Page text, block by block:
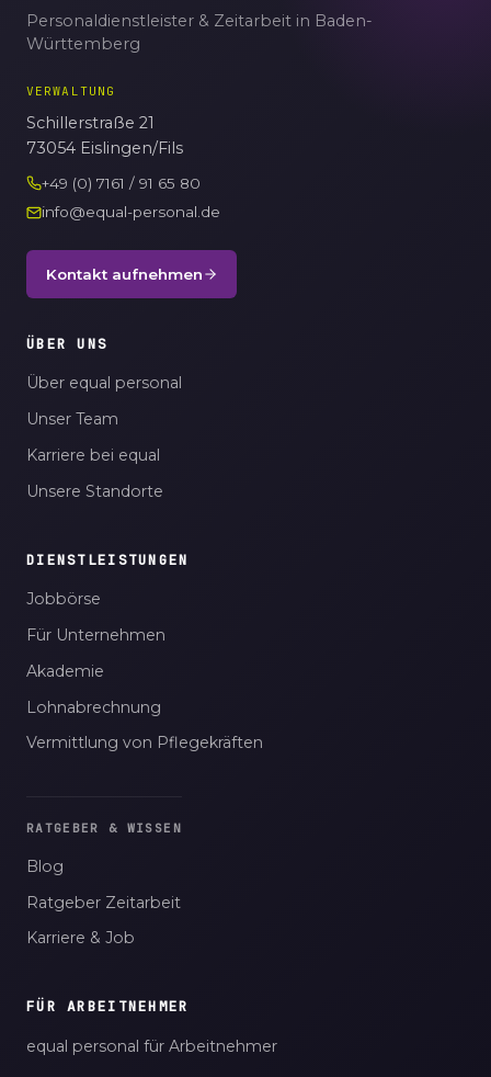
Personaldienstleister & Zeitarbeit in Baden-
Württemberg
VERWALTUNG
Schillerstraße 21
73054 Eislingen/Fils
+49 (0) 7161 / 91 65 80
info@equal-personal.de
Kontakt aufnehmen
ÜBER UNS
Über equal personal
Unser Team
Karriere bei equal
Unsere Standorte
DIENSTLEISTUNGEN
Jobbörse
Für Unternehmen
Akademie
Lohnabrechnung
Vermittlung von Pflegekräften
RATGEBER & WISSEN
Blog
Ratgeber Zeitarbeit
Karriere & Job
FÜR ARBEITNEHMER
equal personal für Arbeitnehmer